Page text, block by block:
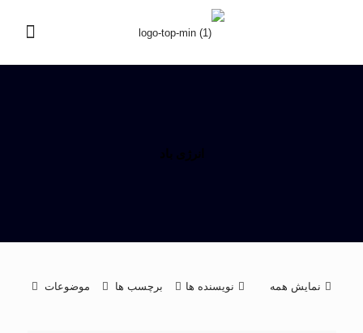
انرژی باد
موضوعات برچسب ها نویسنده ها نمایش همه